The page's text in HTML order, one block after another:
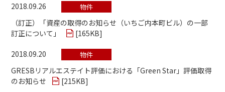
2018.09.26 物件
（訂正）「資産の取得のお知らせ（いちご内本町ビル）の一部
訂正について」
[165KB]
2018.09.20 物件
GRESBリアルエステイト評価における「Green Star」評価取得
のお知らせ
[215KB]